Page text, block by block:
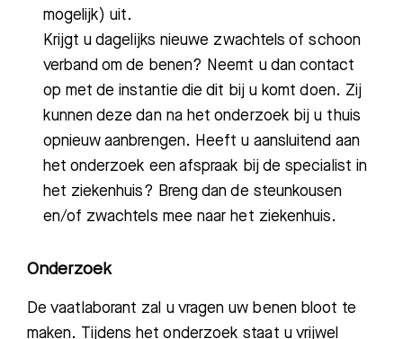
mogelijk) uit.
Krijgt u dagelijks nieuwe zwachtels of schoon
verband om de benen? Neemt u dan contact
op met de instantie die dit bij u komt doen. Zij
kunnen deze dan na het onderzoek bij u thuis
opnieuw aanbrengen. Heeft u aansluitend aan
het onderzoek een afspraak bij de specialist in
het ziekenhuis? Breng dan de steunkousen
en/of zwachtels mee naar het ziekenhuis.
Onderzoek
De vaatlaborant zal u vragen uw benen bloot te
maken. Tijdens het onderzoek staat u vrijwel